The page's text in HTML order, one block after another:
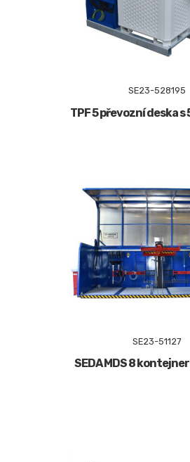
SE23-528195
TPF 5 převozní deska s
SE23-51127
SEDA MDS 8